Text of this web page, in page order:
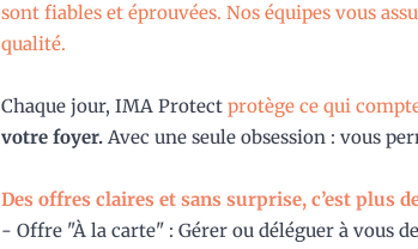
sont fiables et éprouvées. Nos équipes vous
qualité.
Chaque jour, IMA Protect protège ce qui
votre foyer. Avec une seule obsession : vous
Des offres claires et sans surprise, c’est plus
- Offre "À la carte" : Gérer ou déléguer à vous